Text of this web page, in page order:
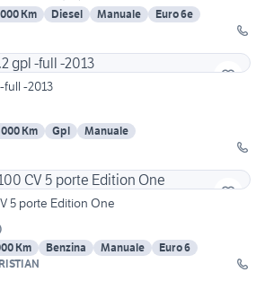
Km Diesel Manuale
Euro 6e
full -2013
Km Gpl
Manuale
5 porte Edition One
)
Km Benzina Manuale
Euro 6